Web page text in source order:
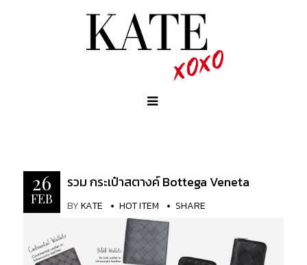
26
FEB
รวม กระเป๋าสตางค์ Bottega Veneta
BYKATE HOT ITEM SHARE